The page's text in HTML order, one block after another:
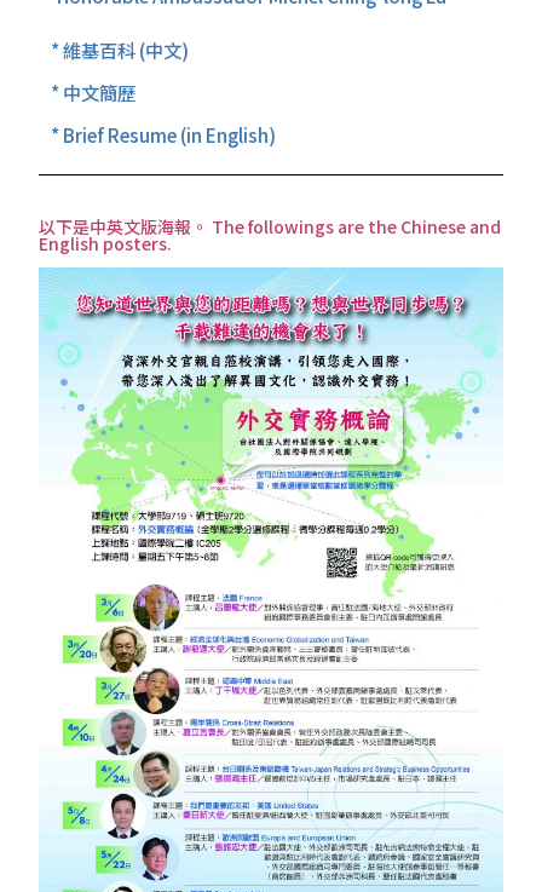
* 維基百科 (中文)
* 中文簡歷
* Brief Resume (in English)
以下是中英文版海報。 The followings are the Chinese and
English posters.